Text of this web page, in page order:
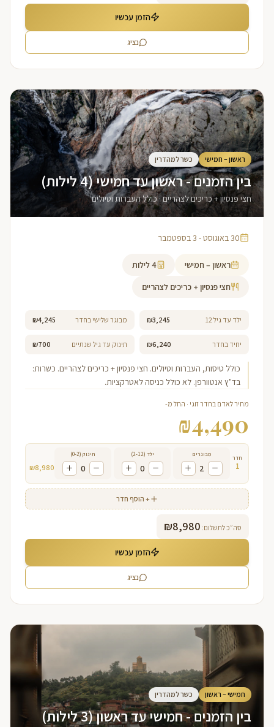
הזמן עכשיו
נציג
ראשון – חמישי כשר למהדרין
בין הזמנים - ראשון עד חמישי (4 לילות)
חצי פנסיון + כריכים לצהריים · כולל העברות וטיולים
30 באוגוסט - 3 בספטמבר
ראשון – חמישי 4לילות
חצי פנסיון + כריכים לצהריים
ילד עד גיל 12 ₪3,245 מבוגר שלישי בחדר ₪4,245
יחיד בחדר ₪6,240 תינוק עד גיל שנתיים ₪700
כולל טיסות, העברות וטיולים. חצי פנסיון + כריכים לצהריים. כשרות:
בד"ץ אנטוורפן. לא כולל כניסה לאטרקציות.
מחיר לאדם בחדר זוגי · החל מ-
₪4,490
חדר
1
מבוגרים
2
ילד (2-12)
0
תינוק (0-2)
0
₪8,980
+ הוסף חדר
סה״כ לתשלום: ₪8,980
הזמן עכשיו
נציג
חמישי – ראשון כשר למהדרין
בין הזמנים - חמישי עד ראשון (3 לילות)